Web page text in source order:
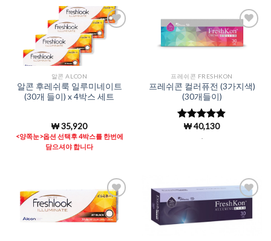
Add to
알콘 ALCON
알콘 후레쉬룩 일루미네이트
(30개 들이) x 4박스 세트
₩35,920
<양쪽눈>옵션 선택후 4박스를 한번에
담으셔야 합니다
Add to
Wishlist
프레쉬콘 FRESHKON
프레쉬콘 컬러퓨전 (3가지색)
(30개들이)
5 중에서
로 평
₩40,130
Add to
Wishlist
Add to
Wishlist